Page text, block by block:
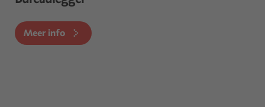
Meer info